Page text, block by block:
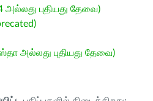
அல்லது புதியது தேவை)
அல்லது புதியது தேவை)